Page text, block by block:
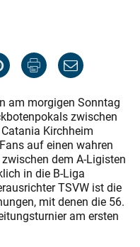
am morgigen Sonntag
zwischen
Kirchheim
auf einen wahren
dem A-Ligisten
in die B-Liga
TSVW ist die
mit denen die 56.
am ersten